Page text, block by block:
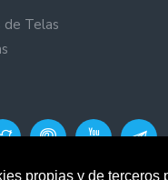
propias y de terceros
de Telas